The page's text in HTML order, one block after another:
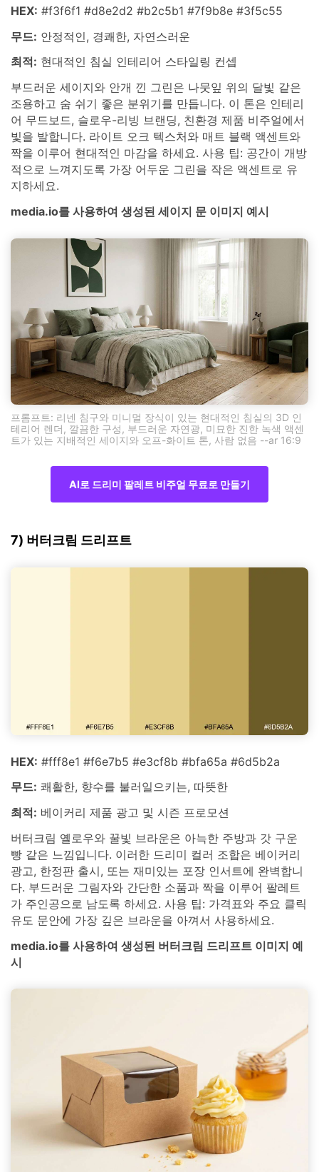
HEX: #f3f6f1 #d8e2d2 #b2c5b1 #7f9b8e #3f5c55
무드: 안정적인, 경쾌한, 자연스러운
최적: 현대적인 침실 인테리어 스타일링 컨셉
부드러운 세이지와 안개 낀 그린은 나뭇잎 위의 달빛 같은
조용하고 숨 쉬기 좋은 분위기를 만듭니다. 이 톤은 인테리
어 무드보드, 슬로우-리빙 브랜딩, 친환경 제품 비주얼에서
빛을 발합니다. 라이트 오크 텍스처와 매트 블랙 액센트와
짝을 이루어 현대적인 마감을 하세요. 사용 팁: 공간이 개방
적으로 느껴지도록 가장 어두운 그린을 작은 액센트로 유
지하세요.
media.io를 사용하여 생성된 세이지 문 이미지 예시
프롬프트: 리넨 침구와 미니멀 장식이 있는 현대적인 침실의 3D 인
테리어 렌더, 깔끔한 구성, 부드러운 자연광, 미묘한 진한 녹색 액센
트가 있는 지배적인 세이지와 오프-화이트 톤, 사람 없음 --ar 16:9
AI로 드리미 팔레트 비주얼 무료로 만들기
7) 버터크림 드리프트
HEX: #fff8e1 #f6e7b5 #e3cf8b #bfa65a #6d5b2a
무드: 쾌활한, 향수를 불러일으키는, 따뜻한
최적: 베이커리 제품 광고 및 시즌 프로모션
버터크림 옐로우와 꿀빛 브라운은 아늑한 주방과 갓 구운
빵 같은 느낌입니다. 이러한 드리미 컬러 조합은 베이커리
광고, 한정판 출시, 또는 재미있는 포장 인서트에 완벽합니
다. 부드러운 그림자와 간단한 소품과 짝을 이루어 팔레트
가 주인공으로 남도록 하세요. 사용 팁: 가격표와 주요 클릭
유도 문안에 가장 깊은 브라운을 아껴서 사용하세요.
media.io를 사용하여 생성된 버터크림 드리프트 이미지 예
시